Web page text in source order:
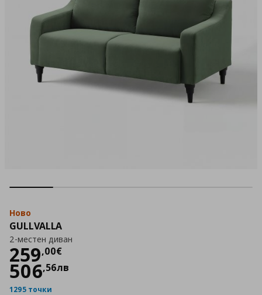
Ново
GULLVALLA
2-местен диван
259,00€
Цена
506,56лв
1295 точки